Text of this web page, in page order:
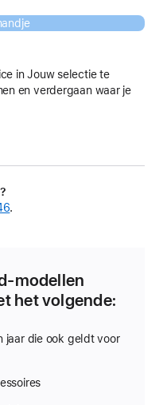
in Jouw selectie te
en verdergaan waar je
.
modellen
het volgende:
jaar die ook geldt voor